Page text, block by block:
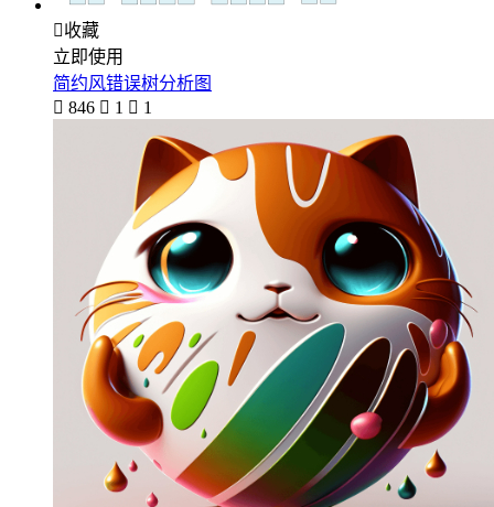
收藏
立即使用
简约风错误树分析图
 846  1  1